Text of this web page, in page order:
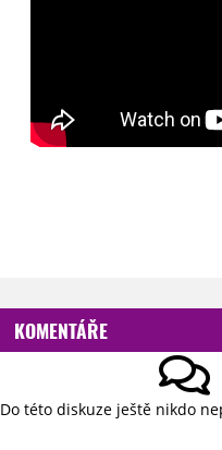
KOMENTÁŘE
Do této diskuze ještě nikdo